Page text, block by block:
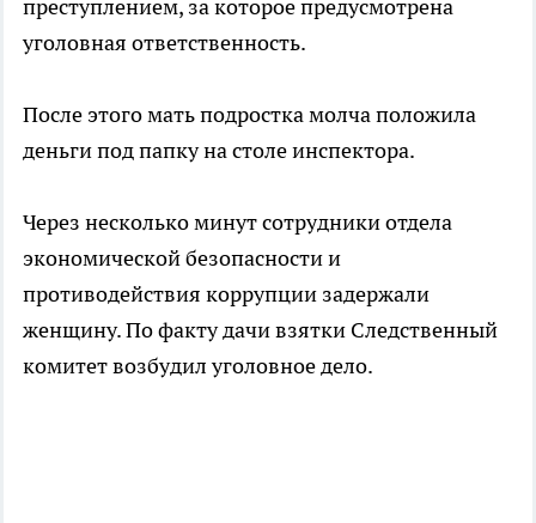
преступлением, за которое предусмотрена
уголовная ответственность.
После этого мать подростка молча положила
деньги под папку на столе инспектора.
Через несколько минут сотрудники отдела
экономической безопасности и
противодействия коррупции задержали
женщину. По факту дачи взятки Следственный
комитет возбудил уголовное дело.